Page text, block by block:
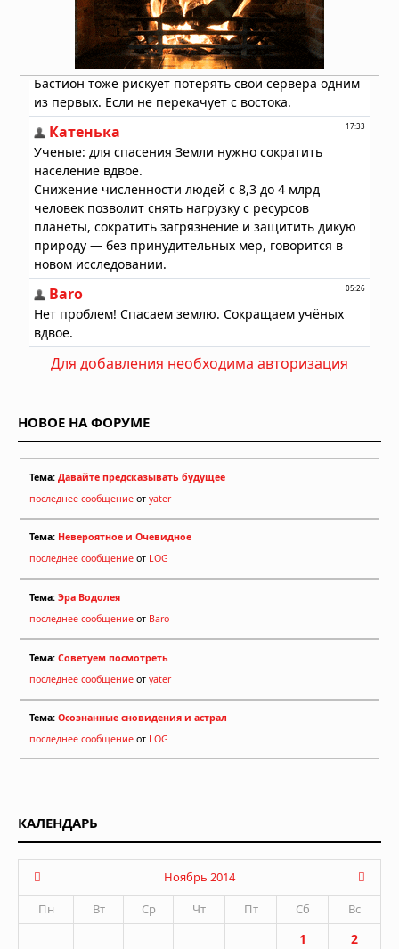
10.07.2026 в 05:52
«Люцифер»: почему Дьявол стал
самым любимым героем
современного ТВ
02.07.2026 в 05:52
«Во все тяжкие»: как учитель химии
трагедии
20.06.2026 в 05:57
Мужская одежда: от классики до
уличного стиля — как найти свой
образ
18.06.2026 в 06:19
Для добавления необходима авторизация
НОВОЕ НА ФОРУМЕ
Тема: Давайте предсказывать будущее
последнее сообщение от yater
Тема: Невероятное и Очевидное
последнее сообщение от LOG
Тема: Эра Водолея
последнее сообщение от Baro
Тема: Советуем посмотреть
последнее сообщение от yater
Тема: Осознанные сновидения и астрал
последнее сообщение от LOG
КАЛЕНДАРЬ
Ноябрь 2014
Пн
Вт Ср Чт Пт Сб Вс
1
2